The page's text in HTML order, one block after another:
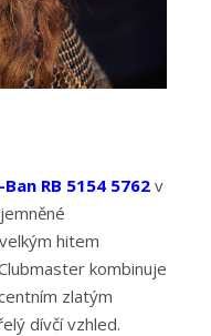
Ban RB 5154 5762 v
hitem
kombinuje
zlatým
dívčí vzhled.